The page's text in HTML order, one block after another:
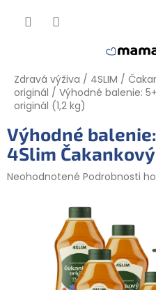
Zdravá výživa / 4SLIM /
originál / Výhodné balenie:
originál (1,2 kg)
Výhodné balenie:
4Slim
Priemerné
hviezdičiek.
Neohodnotené Podrobnosti